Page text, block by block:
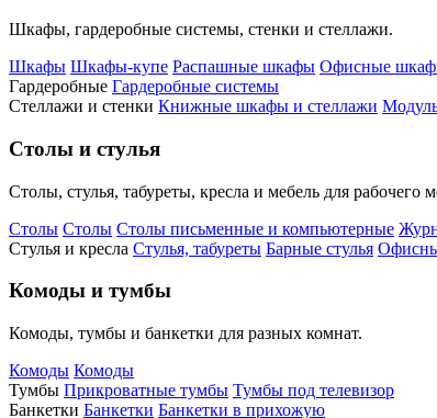
Шкафы, гардеробные системы, стенки и стеллажи.
Шкафы Шкафы-купе Распашные шкафы Офисные
Гардеробные Гардеробные системы
Стеллажи и стенки Книжные шкафы и стеллажи
Столы и стулья
Столы, стулья, табуреты, кресла и мебель для рабочего
Столы Столы Столы письменные и компьютерные
Стулья и кресла Стулья, табуреты Барные стулья
Комоды и тумбы
Комоды, тумбы и банкетки для разных комнат.
Комоды Комоды
Тумбы Прикроватные тумбы Тумбы под телевизор
Банкетки Банкетки Банкетки в прихожую